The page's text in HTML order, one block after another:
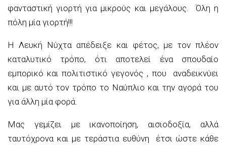
φανταστική γιορτή για μικρούς και μεγάλους. Όλη η
πόλη μία γιορτή!!!
Η Λευκή Νύχτα απέδειξε και φέτος, με τον πλέον
καταλυτικό τρόπο, ότι αποτελεί ένα σπουδαίο
εμπορικό καιπολιτιστικό γεγονός , που αναδεικνύει
και με αυτό τον τρόπο το Ναύπλιο και την αγορά του
για άλλη μία φορά.
Μας γεμίζει με ικανοποίηση, αισιοδοξία, αλλά
ταυτόχρονα και με τεράστια ευθύνη έτσι ώστε κάθε